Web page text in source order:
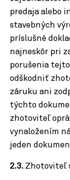
predaja alebo
stavebných
príslušné
najneskôr pri
porušenia
odškodniť
záruku ani
týchto
zhotoviteľ
vynaložením
jeden
2.3. Zhotoviteľ